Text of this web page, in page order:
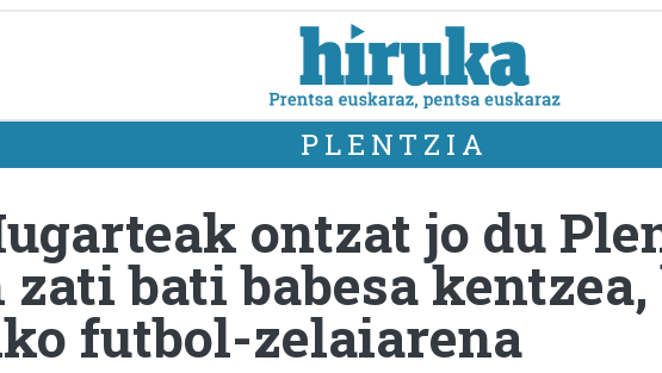
PLENTZIA
ontzat jo du
bati babesa kentzea,
futbol-zelaiarena